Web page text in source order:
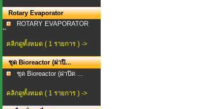
Rotary Evaporator
ROTARY EVAPORATOR
Bra...
คลิกดูทั้งหมด ( 1 รายการ ) ->
ชุด Bioreactor (ฝาปิ...
ชุด Bioreactor (ฝาปิด ...
คลิกดูทั้งหมด ( 1 รายการ ) ->